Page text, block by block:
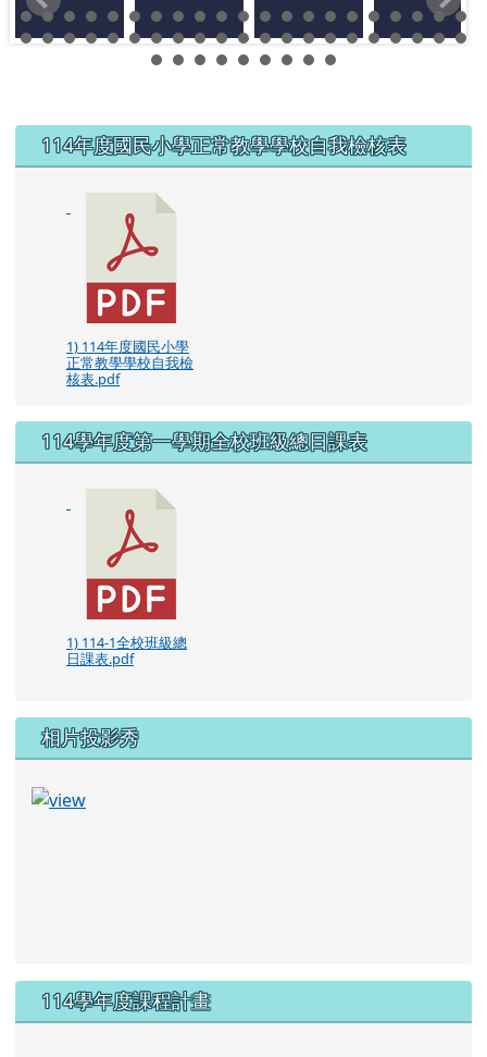
左邊區域內容
114年度國民小學正常教學學校自我檢核表
1) 114年度國民小學
正常教學學校自我檢
核表.pdf
114學年度第一學期全校班級總日課表
1) 114-1全校班級總
日課表.pdf
相片投影秀
114學年度課程計畫